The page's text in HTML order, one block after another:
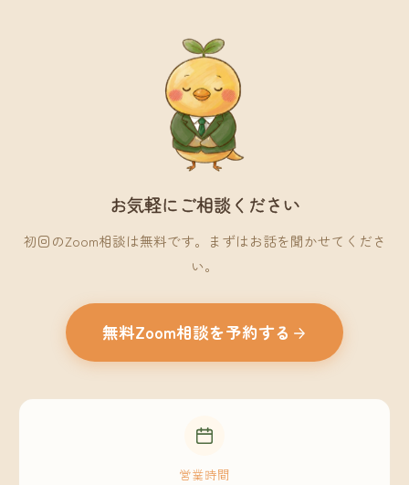
お気軽にご相談ください
初回のZoom相談は無料です。まずはお話を聞かせてくださ
い。
無料Zoom相談を予約する
営業時間